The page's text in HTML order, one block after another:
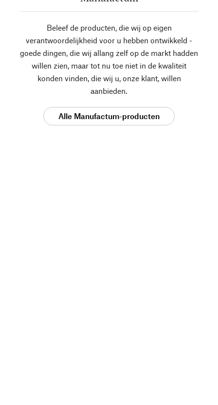
Beleef de producten, die wij op eigen
verantwoordelijkheid voor u hebben ontwikkeld -
goede dingen, die wij allang zelf op de markt hadden
willen zien, maar tot nu toe niet in de kwaliteit
konden vinden, die wij u, onze klant, willen
aanbieden.
Alle Manufactum-producten